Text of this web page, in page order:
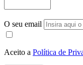
O seu email
Aceito a Política de